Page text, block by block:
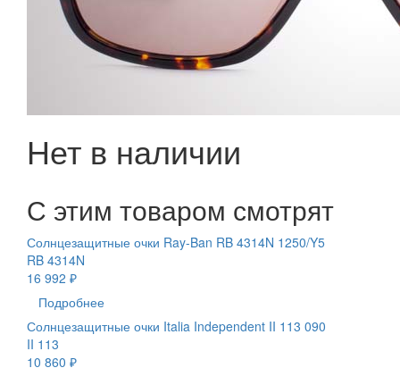
Нет в наличии
С этим товаром смотрят
Солнцезащитные очки Ray-Ban RB 4314N 1250/Y5
RB 4314N
16 992 ₽
Подробнее
Солнцезащитные очки Italia Independent II 113 090
II 113
10 860 ₽